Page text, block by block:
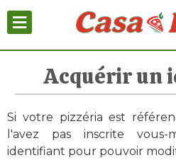
≡
Acquérir un
Si votre pizzéria est
l'avez pas inscrite vous-
identifiant pour pouvoir